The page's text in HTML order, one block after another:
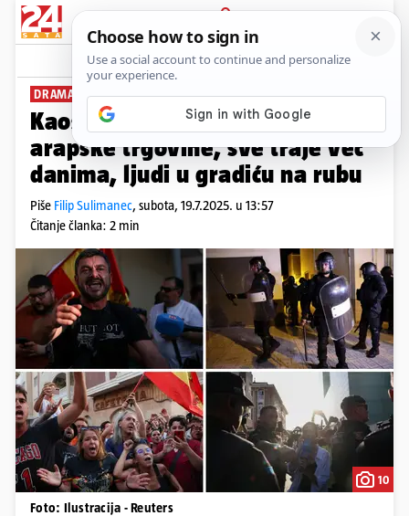
PRIJAVA
News Komentari
DRAMA U TORRE PACHECU
Kaos u Španjolskoj: Demoliraju
arapske trgovine, sve traje već
danima, ljudi u gradiću na rubu
Piše Filip Sulimanec, subota, 19.7.2025. u 13:57
Čitanje članka: 2 min
10
Foto: Ilustracija - Reuters